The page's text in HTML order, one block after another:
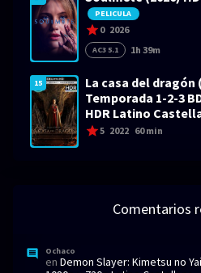
PELICULA
0 2026
AC3 5.1 1h 39m
15
La casa del dragón
Temporada 1-2-3
HDR Latino
5 2022 60 min
Comentarios
Ochaco
en Demon Slayer: Kimetsu no